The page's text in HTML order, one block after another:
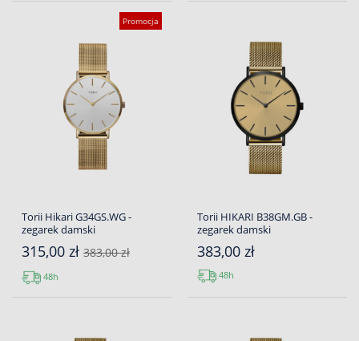
Promocja
Torii Hikari G34GS.WG -
zegarek damski
315,00 zł 383,00 zł
48h
Torii HIKARI B38GM.GB -
zegarek damski
383,00 zł
48h